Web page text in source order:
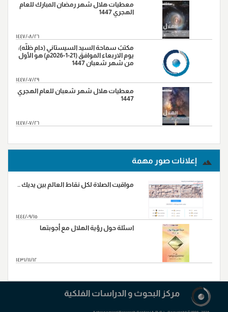
معطيات هلال شهر رمضان المبارك للعام
الهجري 1447
١٤٤٧/٠٨/٢٦
مكتبُ سماحة السيد السيستاني (دام ظلّه):
يوم الاربعاء الموافق (21-1-2026م) هو الأول
من شهر شعبان 1447
١٤٤٧/٠٧/٢٩
معطيات هلال شهر شعبان للعام الهجري
1447
١٤٤٧/٠٧/٢٦
إعلانات صور مهمة
مواقيت الصلاة لكل نقاط العالم بين يديك ..
١٤٤٤/٠٩/١٥
اسئلة حول رؤية الهلال مع أجوبتها
١٤٣١/١١/١٢
مرکز البحوث و الدراسات الفلکیة